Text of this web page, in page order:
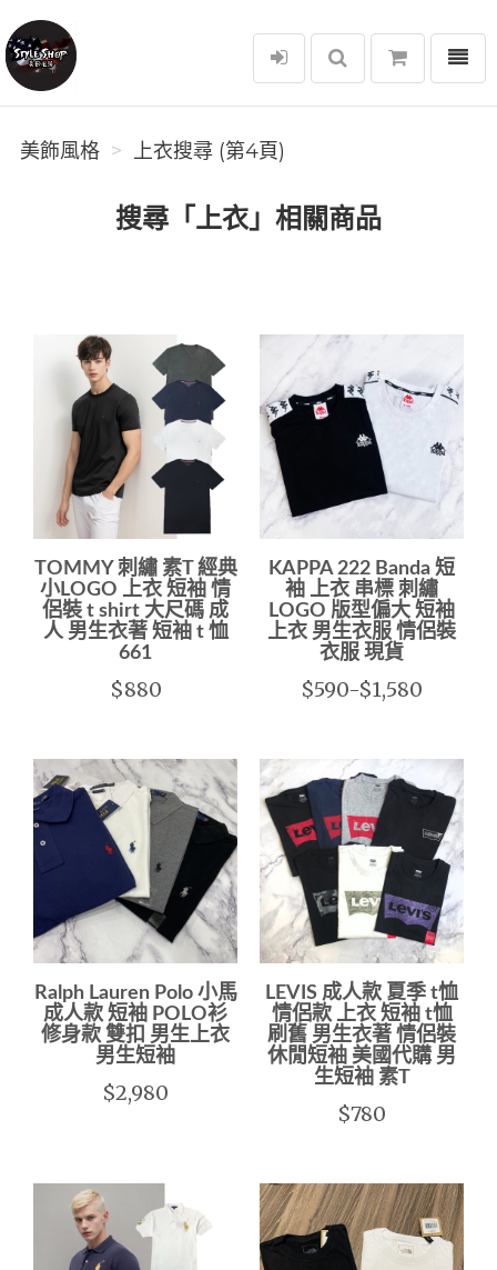
美飾風格
選單
美飾風格 上衣搜尋 (第4頁)
搜尋「上衣」相關商品
TOMMY 刺繡 素T 經典
小LOGO 上衣 短袖 情
侶裝 t shirt 大尺碼 成
人 男生衣著 短袖 t 恤
661
$880
KAPPA 222 Banda 短
袖 上衣 串標 刺繡
LOGO 版型偏大 短袖
上衣 男生衣服 情侶裝
衣服 現貨
$590-$1,580
Ralph Lauren Polo 小馬
成人款 短袖 POLO衫
修身款 雙扣 男生上衣
男生短袖
$2,980
LEVIS 成人款 夏季 t恤
情侶款 上衣 短袖 t恤
刷舊 男生衣著 情侶裝
休閒短袖 美國代購 男
生短袖 素T
$780